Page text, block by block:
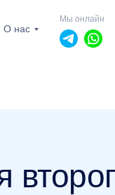
Мы онлайн
О нас